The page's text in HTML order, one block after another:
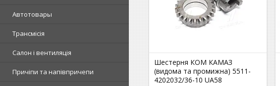
Автотовары
Трансмісія
Салон і вентиляція
Причіпи та напівпричепи
Шестерня КОМ КАМАЗ
(видома та промижна) 5511-
4202032/36-10 UA58